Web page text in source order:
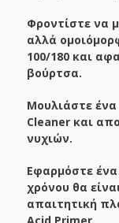
Φροντίστε να
αλλά
100/180 και
βούρτσα.
Μουλιάστε
Cleaner και
νυχιών.
Εφαρμόστε
χρόνου θα
απαιτητική